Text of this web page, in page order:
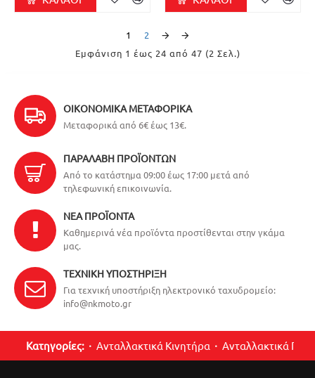
1
2
Εμφάνιση 1 έως 24 από 47 (2 Σελ.)
ΟΙΚΟΝΟΜΙΚΆ ΜΕΤΑΦΟΡΙΚΆ
Μεταφορικά από 6€ έως 13€.
ΠΑΡΑΛΑΒΉ ΠΡΟΪΌΝΤΩΝ
Από το κατάστημα 09:00 έως 17:00 μετά από
τηλεφωνική επικοινωνία.
ΝΈΑ ΠΡΟΪΌΝΤΑ
Καθημερινά νέα προϊόντα προστίθενται στην γκάμα
μας.
ΤΕΧΝΙΚΉ ΥΠΟΣΤΉΡΙΞΗ
Για τεχνική υποστήριξη ηλεκτρονικό ταχυδρομείο:
info@nkmoto.gr
Κατηγορίες: Ανταλλακτικά Κινητήρα Ανταλλακτικά